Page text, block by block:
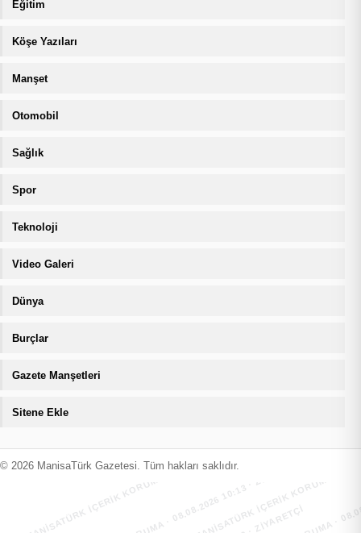
Eğitim
Köşe Yazıları
Manşet
Otomobil
Sağlık
Spor
Teknoloji
Video Galeri
Dünya
Burçlar
Gazete Manşetleri
Sitene Ekle
© 2026 ManisaTürk Gazetesi. Tüm hakları saklıdır.
MANİSATÜRK İÇERİK KORUMA · 08.08.2026 10:13 · ZIYARETÇI
MANİSATÜRK İÇERİK KORUMA